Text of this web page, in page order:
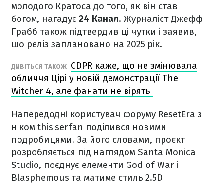
молодого Кратоса до того, як він став
богом, нагадує 24 Канал. Журналіст Джефф
Грабб також підтвердив ці чутки і заявив,
що реліз заплановано на 2025 рік.
ДИВІТЬСЯ ТАКОЖ CDPR каже, що не змінювала
обличчя Цірі у новій демонстрації The
Witcher 4, але фанати не вірять
Напередодні користувач форуму ResetEra з
ніком thisiserfan поділився новими
подробицями. За його словами, проєкт
розробляється під наглядом Santa Monica
Studio, поєднує елементи God of War і
Blasphemous та матиме стиль 2.5D